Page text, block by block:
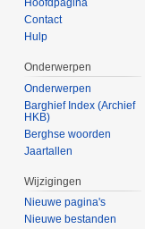
Contact
Hulp
Onderwerpen
Onderwerpen
Barghief Index (Archief
HKB)
Berghse woorden
Jaartallen
Wijzigingen
Nieuwe pagina's
Nieuwe bestanden